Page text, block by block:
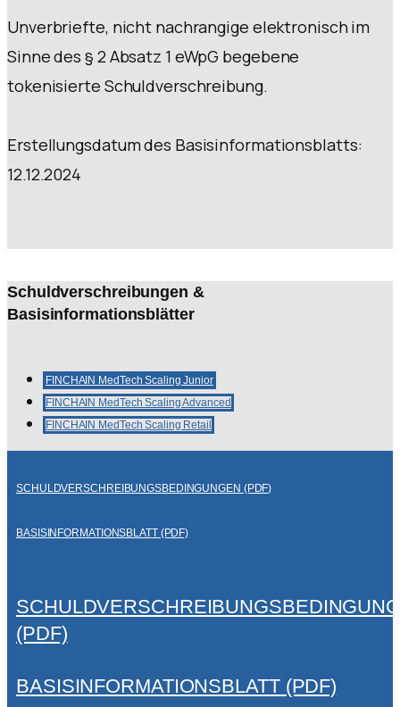
Unverbriefte, nicht nachrangige elektronisch im
Sinne des § 2 Absatz 1 eWpG begebene
tokenisierte Schuldverschreibung.
Erstellungsdatum des Basisinformationsblatts:
12.12.2024
Schuldverschreibungen &
Basisinformationsblätter
FINCHAIN MedTech Scaling Junior
FINCHAIN MedTech Scaling Advanced
FINCHAIN MedTech Scaling Retail
SCHULDVERSCHREIBUNGSBEDINGUNGEN (PDF)
BASISINFORMATIONSBLATT (PDF)
(PDF)
BASISINFORMATIONSBLATT (PDF)